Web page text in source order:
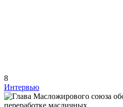
8
Интервью